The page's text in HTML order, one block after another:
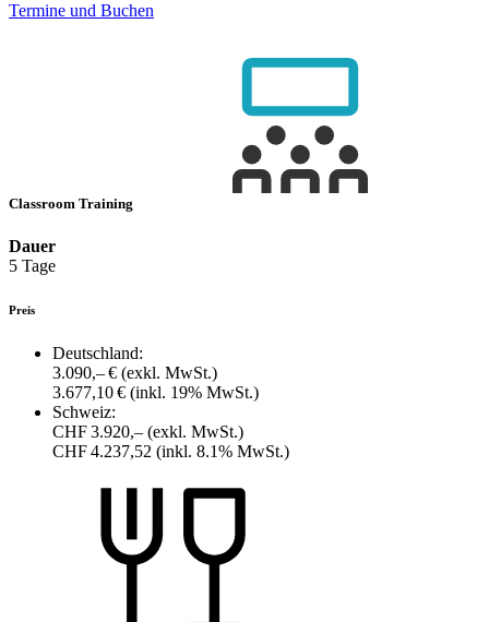
Termine und Buchen
Classroom Training
Dauer
5 Tage
Preis
Deutschland:
3.090,– € (exkl. MwSt.)
3.677,10 € (inkl. 19% MwSt.)
Schweiz:
CHF 3.920,– (exkl. MwSt.)
CHF 4.237,52 (inkl. 8.1% MwSt.)